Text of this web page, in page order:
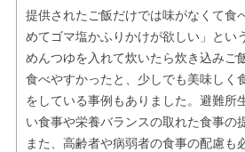
提供されたご飯だけでは味がなくて食
めてゴマ塩かふりかけが欲しい」とい
めんつゆを入れて炊いたら炊き込みご
食べやすかったと、少しでも美味しく
をしている事例もありました。避難所
い食事や栄養バランスの取れた食事の
また、高齢者や病弱者の食事の配慮も